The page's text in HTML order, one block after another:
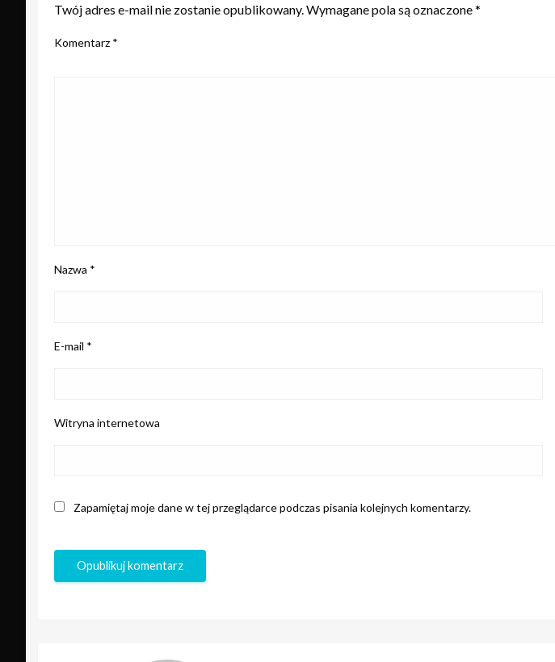
Twój adres e-mail nie zostanie opublikowany.Wymagane pola są oznaczone*
Komentarz *
Nazwa *
E-mail *
Witryna internetowa
Zapamiętaj moje dane w tej przeglądarce podczas pisania kolejnych komentarzy.